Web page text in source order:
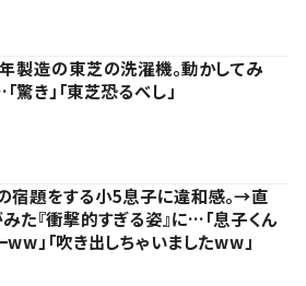
製造の東芝の洗濯機。動かしてみ
驚き」「東芝恐るべし」
宿題をする小5息子に違和感。→直
た『衝撃的すぎる姿』に…「息子くん
ww」「吹き出しちゃいましたww」